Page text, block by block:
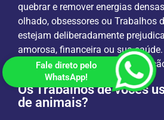
quebrar e remover energias
olhado, obsessores ou Trabalhos
estejam deliberadamente
amorosa, financeira ou sua
equilíbrio energético e sua
Os Trabalhos de vocês
de animais?
Fale direto pelo
WhatsApp!